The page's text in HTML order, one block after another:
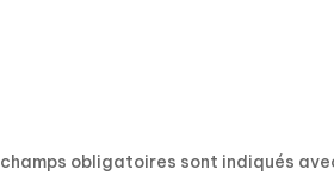
champs obligatoires sont indiqués